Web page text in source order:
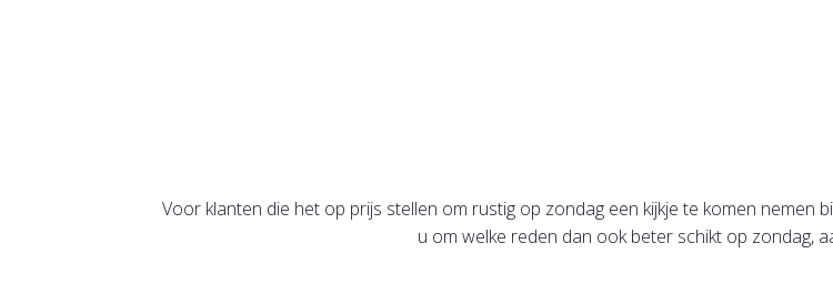
Voor klanten die het op prijs stellen om rustig op zondag een kijkje te komen
u om welke reden dan ook beter schikt op zondag,